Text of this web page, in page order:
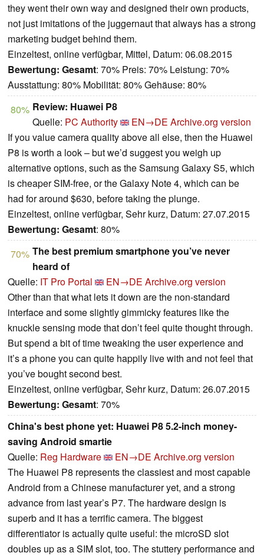
they went their own way and designed their own products,
not just imitations of the juggernaut that always has a strong
marketing budget behind them.
Einzeltest, online verfügbar, Mittel, Datum: 06.08.2015
Bewertung: Gesamt: 70% Preis: 70% Leistung: 70%
Ausstattung: 80% Mobilität: 80% Gehäuse: 80%
80% Review: Huawei P8
Quelle: PC Authority EN→DE Archive.org version
If you value camera quality above all else, then the Huawei
P8 is worth a look – but we’d suggest you weigh up
alternative options, such as the Samsung Galaxy S5, which
is cheaper SIM-free, or the Galaxy Note 4, which can be
had for around $630, before taking the plunge.
Einzeltest, online verfügbar, Sehr kurz, Datum: 27.07.2015
Bewertung: Gesamt: 80%
70% The best premium smartphone you’ve never
heard of
Quelle: IT Pro Portal EN→DE Archive.org version
Other than that what lets it down are the non-standard
interface and some slightly gimmicky features like the
knuckle sensing mode that don’t feel quite thought through.
But spend a bit of time tweaking the user experience and
it’s a phone you can quite happily live with and not feel that
you’ve bought second best.
Einzeltest, online verfügbar, Sehr kurz, Datum: 26.07.2015
Bewertung: Gesamt: 70%
China's best phone yet: Huawei P8 5.2-inch money-
saving Android smartie
Quelle: Reg Hardware EN→DE Archive.org version
The Huawei P8 represents the classiest and most capable
Android from a Chinese manufacturer yet, and a strong
advance from last year’s P7. The hardware design is
superb and it has a terrific camera. The biggest
differentiator is actually quite useful: the microSD slot
doubles up as a SIM slot, too. The stuttery performance and